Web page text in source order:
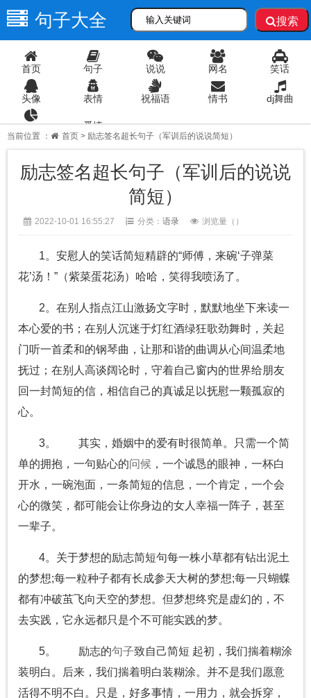
句子大全 搜索
首页 句子 说说 网名 笑话
头像 表情 祝福语 情书 dj舞曲
爱情
当前位置 ： 首页 > 励志签名超长句子（军训后的说说简短）
励志签名超长句子（军训后的说说
简短）
2022-10-01 16:55:27 分类： 语录 浏览量（ ）
1。安慰人的笑话简短精辟的“师傅，来碗‘子弹菜
花’汤！”（紫菜蛋花汤）哈哈，笑得我喷汤了。
2。在别人指点江山激扬文字时，默默地坐下来读一
本心爱的书；在别人沉迷于灯红酒绿狂歌劲舞时，关起
门听一首柔和的钢琴曲，让那和谐的曲调从心间温柔地
抚过；在别人高谈阔论时，守着自己窗内的世界给朋友
回一封简短的信，相信自己的真诚足以抚慰一颗孤寂的
心。
3。 其实，婚姻中的爱有时很简单。只需一个简
单的拥抱，一句贴心的问候 ，一个诚恳的眼神，一杯白
开水，一碗泡面，一条简短的信息，一个肯定，一个会
心的微笑，都可能会让你身边的女人幸福一阵子，甚至
一辈子。
4。关于梦想的励志简短句每一株小草都有钻出泥土
的梦想;每一粒种子都有长成参天大树的梦想;每一只蝴蝶
都有冲破茧飞向天空的梦想。但梦想终究是虚幻的，不
去实践，它永远都只是个不可能实践的梦。
5。 励志的句子致自己简短 起初，我们揣着糊涂
装明白。后来，我们揣着明白装糊涂。并不是我们愿意
活得不明不白。只是，好多事情，一用力，就会拆穿，